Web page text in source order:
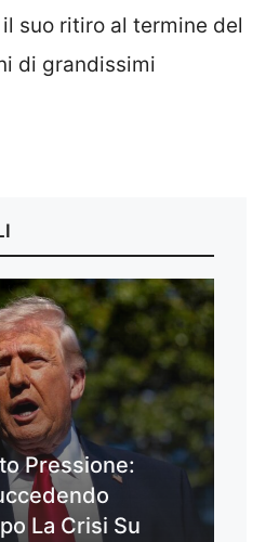
suo ritiro al termine del
di grandissimi
Pressione:
La Crisi Su